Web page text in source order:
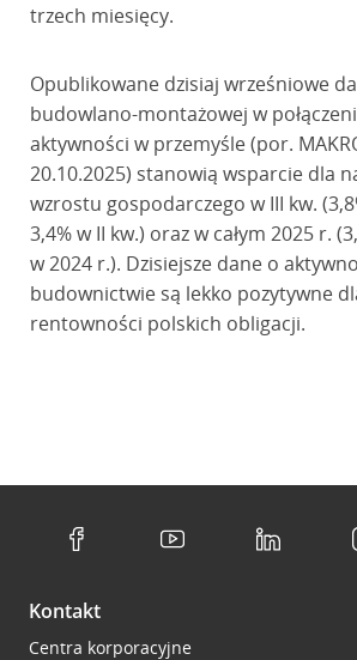
trzech miesięcy.
Opublikowane dzisiaj wrześniowe
budowlano-montażowej w
aktywności w przemyśle (por.
20.10.2025) stanowią wsparcie dla
wzrostu gospodarczego w III kw.
3,4% w II kw.) oraz w całym 2025 r.
w 2024 r.). Dzisiejsze dane o
budownictwie są lekko pozytywne
rentowności polskich obligacji.
Kontakt
Centra korporacyjne